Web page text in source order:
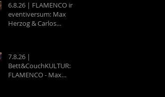
6.8.26 | FLAMENCO im
eventiversum: Max
Herzog & Carlos
7.8.26 |
Bett&CouchKULTUR:
FLAMENCO - Max